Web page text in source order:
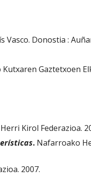
Vasco. Donostia :
Kutxaren Gaztetxoen
Kirol Federazioa.
. Nafarroako
2007.